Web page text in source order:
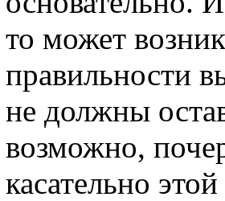
то может
правильности
не должны
возможно,
касательно